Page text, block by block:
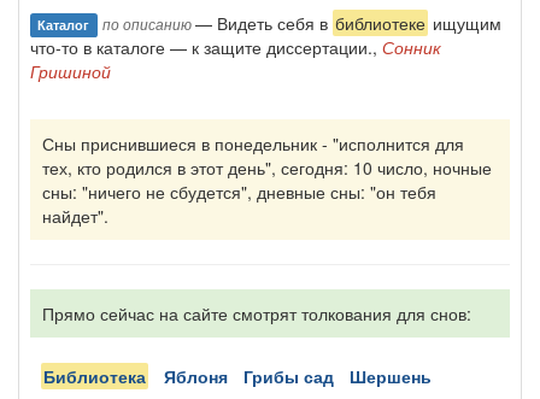
Каталог по описанию— Видеть себя в библиотеке ищущим
что-то в каталоге — к защите диссертации., Сонник
Гришиной
Сны приснившиеся в понедельник - "исполнится для
тех, кто родился в этот день", сегодня: 10 число, ночные
сны: "ничего не сбудется", дневные сны: "он тебя
найдет".
Прямо сейчас на сайте смотрят толкования для снов:
библиотека яблоня грибы сад шершень